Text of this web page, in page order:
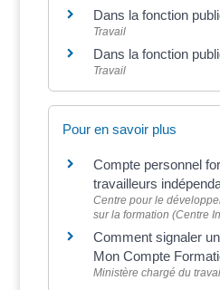
Dans la fonction
Travail
Dans la fonction
Travail
Pour en savoir plus
Compte personnel
travailleurs
Centre pour le
sur la formation (Centre
Comment signaler
Mon Compte
Ministère chargé du